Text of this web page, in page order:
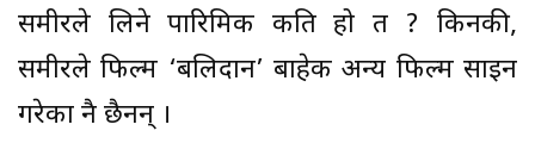
समीरले लिने पारिश्रमिक कति हो त ? किनकी,
समीरले फिल्म ‘बलिदान’ बाहेक अन्य फिल्म साइन
गरेका नै छैनन् ।